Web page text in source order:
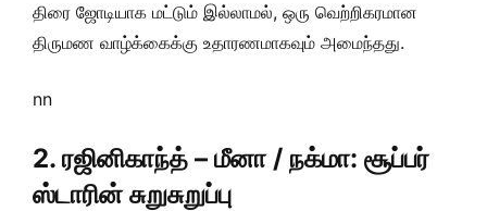
திரை ஜோடியாக மட்டும் இல்லாமல், ஒரு வெற்றிகரமான
திருமண வாழ்க்கைக்கு உதாரணமாகவும் அமைந்தது.
nn
2. ரஜினிகாந்த் – மீனா / நக்மா: சூப்பர்
ஸ்டாரின் சுறுசுறுப்பு